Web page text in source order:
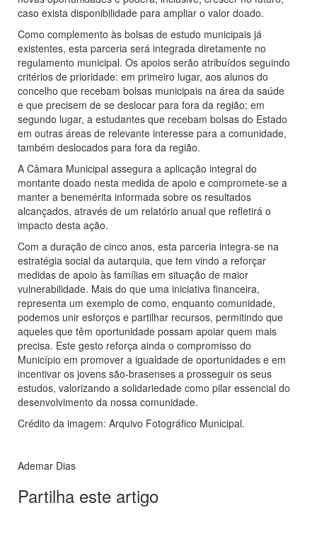
caso exista disponibilidade para ampliar o valor doado.
Como complemento às bolsas de estudo municipais já
existentes, esta parceria será integrada diretamente no
regulamento municipal. Os apoios serão atribuídos seguindo
critérios de prioridade: em primeiro lugar, aos alunos do
concelho que recebam bolsas municipais na área da saúde
e que precisem de se deslocar para fora da região; em
segundo lugar, a estudantes que recebam bolsas do Estado
em outras áreas de relevante interesse para a comunidade,
também deslocados para fora da região.
A Câmara Municipal assegura a aplicação integral do
montante doado nesta medida de apoio e compromete-se a
manter a benemérita informada sobre os resultados
alcançados, através de um relatório anual que refletirá o
impacto desta ação.
Com a duração de cinco anos, esta parceria integra-se na
estratégia social da autarquia, que tem vindo a reforçar
medidas de apoio às famílias em situação de maior
vulnerabilidade. Mais do que uma iniciativa financeira,
representa um exemplo de como, enquanto comunidade,
podemos unir esforços e partilhar recursos, permitindo que
aqueles que têm oportunidade possam apoiar quem mais
precisa. Este gesto reforça ainda o compromisso do
Município em promover a igualdade de oportunidades e em
incentivar os jovens são-brasenses a prosseguir os seus
estudos, valorizando a solidariedade como pilar essencial do
desenvolvimento da nossa comunidade.
Crédito da imagem: Arquivo Fotográfico Municipal.
Ademar Dias
Partilha este artigo